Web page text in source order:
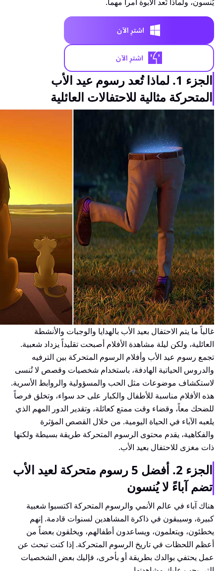
الجزء 1. لماذا تُعد رسوم عيد الأب
المتحركة مثالية للاحتفالات العائلية
غالباً ما يتم الاحتفال بعيد الأب بالهدايا والوجبات والأنشطة
العائلية، ولكن ليلة مشاهدة الأفلام أصبحت تقليداً يزداد شعبية.
تجمع رسوم عيد الأب وأفلام الرسوم المتحركة بين الترفيه
والدروس الحياتية الهادفة، باستخدام شخصيات وقصص لا تُنسى
لاستكشاف موضوعات مثل الحب والمسؤولية والروابط الأسرية.
هذه الأفلام مناسبة للأطفال والكبار على حد سواء، وتخلق فرصاً
للضحك معاً، وقضاء وقت ممتع كعائلة، وتقدير الدور المهم الذي
يلعبه الآباء في الحياة اليومية. من خلال القصص المؤثرة
والفكاهية، يقدم محتوى الرسوم المتحركة طريقة بسيطة ولكنها
ذات مغزى للاحتفال بعيد الأب.
الجزء 2. أفضل 5 رسوم متحركة لعيد الأب
تضم آباءً لا يُنسون
هناك آباء في عالم الأنمي والرسوم المتحركة اكتسبوا شعبية
كبيرة، وسيبقون في ذاكرة المشاهدين لسنوات قادمة. إنهم
يخطئون، ويتعلمون، ويساعدون أطفالهم، ويخلقون بعضاً من
أعظم اللحظات في تاريخ الرسوم المتحركة. إذا كنت تبحث عن
عمل يحتفي بوالدك بطريقة أو بأخرى، فإليك بعض الشخصيات